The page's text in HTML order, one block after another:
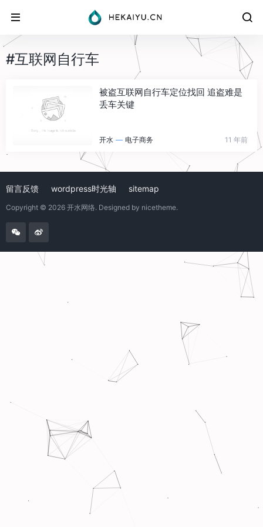
#互联网自行车
被盗互联网自行车定位找回 追盗难是
丢车关键
开水 — 电子商务 11 年前
留言反馈 wordpress时光轴 sitemap
Copyright © 2026 开水网络. Designed by nicetheme.